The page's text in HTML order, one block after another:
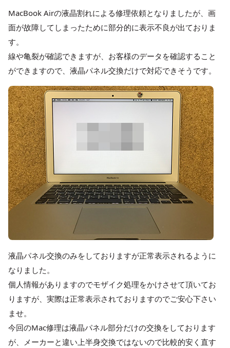
MacBook Airの液晶割れによる修理依頼となりましたが、画
面が故障してしまったために部分的に表示不良が出ておりま
す。
線や亀裂が確認できますが、お客様のデータを確認すること
ができますので、液晶パネル交換だけで対応できそうです。
液晶パネル交換のみをしておりますが正常表示されるように
なりました。
個人情報がありますのでモザイク処理をかけさせて頂いてお
りますが、実際は正常表示されておりますのでご安心下さい
ませ。
今回のMac修理は液晶パネル部分だけの交換をしております
が、メーカーと違い上半身交換ではないので比較的安く直す